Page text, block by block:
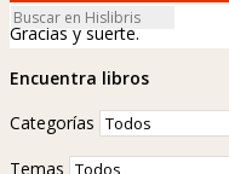
Gracias y suerte.
Encuentra libros
Categorías
Temas